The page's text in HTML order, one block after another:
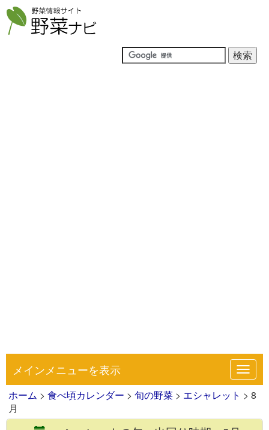
メインメニューを表示
ホーム > 食べ頃カレンダー > 旬の野菜 > エシャレット > 8
月